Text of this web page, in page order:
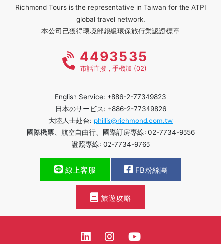
Richmond Tours is the representative in Taiwan for the ATPI
global travel network.
本公司已獲得環境部銀級環保旅行業認證標章
4493535
市話直撥，手機加 (02)
English Service: +886-2-77349823
日本のサービス: +886-2-77349826
大陸人士赴台: phillis@richmond.com.tw
國際機票、航空自由行、國際訂房專線: 02-7734-9656
證照專線: 02-7734-9766
線上客服 FB粉絲團
旅遊攻略